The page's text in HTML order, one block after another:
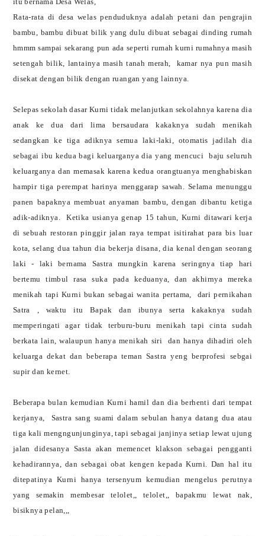
Rata-rata di desa welas penduduknya adalah petani dan pengrajin
bambu, bambu dibuat bilik yang dulu dibuat sebagai dinding rumah
hmmm sampai sekarang pun ada seperti rumah kurni rumahnya masih
setengah bilik, lantainya masih tanah merah,
kamar nya pun masih
disekat dengan bilik dengan ruangan yang lainnya.
Selepas sekolah dasar Kurni tidak melanjutkan sekolahnya karena dia
anak ke dua dari lima bersaudara kakaknya sudah menikah
sedangkan ke tiga adiknya semua laki-laki, otomatis jadilah dia
sebagai ibu kedua bagi keluarganya dia yang mencuci
baju seluruh
keluarganya dan memasak karena kedua orangtuanya menghabiskan
hampir tiga perempat harinya menggarap sawah. Selama menunggu
panen bapaknya membuat anyaman bambu, dengan dibantu ketiga
adik-adiknya.
Ketika usianya genap 15 tahun, Kurni ditawari kerja
di sebuah restoran pinggir jalan raya tempat isitirahat para bis luar
kota, selang dua tahun dia bekerja disana, dia kenal dengan seorang
laki - laki bernama Sastra mungkin karena seringnya tiap hari
bertemu timbul rasa suka pada keduanya, dan akhirnya mereka
menikah tapi Kurni bukan sebagai wanita pertama,
dari pernikahan
Satra , waktu itu Bapak dan ibunya serta kakaknya sudah
memperingati agar tidak terburu-buru menikah tapi cinta sudah
berkata lain, walaupun hanya menikah siri dan hanya dihadiri oleh
keluarga dekat dan beberapa teman Sastra yeng berprofesi sebgai
supir dan kernet.
Beberapa bulan kemudian Kurni hamil dan dia berhenti dari tempat
kerjanya, Sastra sang suami dalam sebulan hanya datang dua atau
tiga kali mengngunjunginya, tapi sebagai janjinya setiap lewat ujung
jalan didesanya Sasta akan memencet klakson sebagai pengganti
kehadirannya, dan sebagai obat kengen kepada Kurni. Dan hal itu
ditepatinya Kurni hanya tersenyum kemudian mengelus perutnya
yang semakin membesar telolet,, telolet,, bapakmu lewat nak,
bisiknya pelan,,,